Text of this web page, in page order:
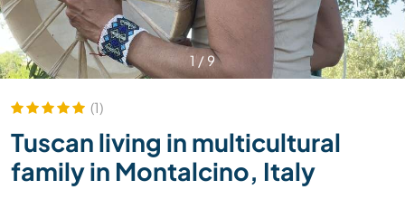
1/ 9
(1)
Tuscan living in multicultural
family in Montalcino, Italy